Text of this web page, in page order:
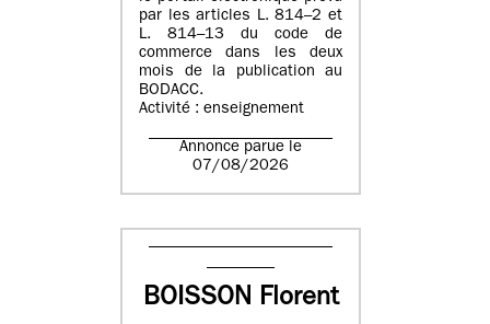
par les articles L. 814–2 et
L. 814–13 du code de
commerce dans les deux
mois de la publication au
BODACC.
Activité : enseignement
Annonce parue le
07/08/2026
BOISSON Florent